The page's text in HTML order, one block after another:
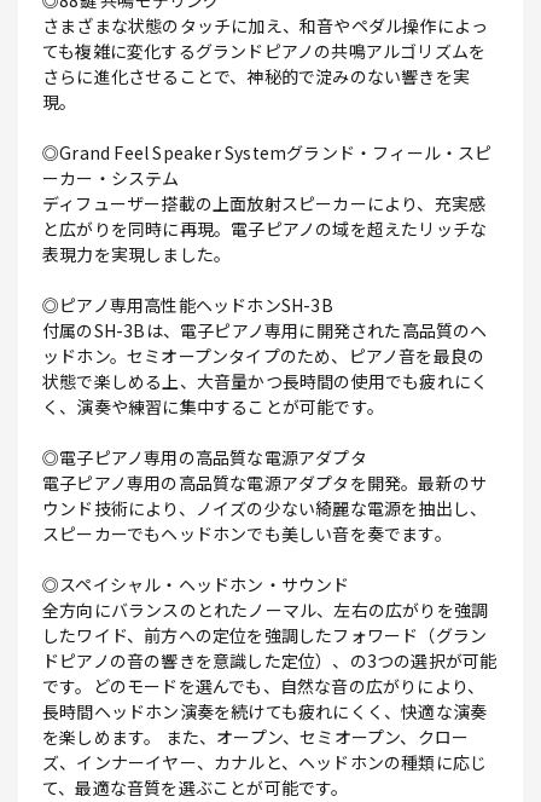
さまざまな状態のタッチに加え、和音やペダル操作によっ
ても複雑に変化するグランドピアノの共鳴アルゴリズムを
さらに進化させることで、神秘的で淀みのない響きを実
現。
◎Grand Feel Speaker Systemグランド・フィール・スピ
ーカー・システム
ディフューザー搭載の上面放射スピーカーにより、充実感
と広がりを同時に再現。電子ピアノの域を超えたリッチな
表現力を実現しました。
◎ピアノ専用高性能ヘッドホンSH-3B
付属のSH-3Bは、電子ピアノ専用に開発された高品質のヘ
ッドホン。セミオープンタイプのため、ピアノ音を最良の
状態で楽しめる上、大音量かつ長時間の使用でも疲れにく
く、演奏や練習に集中することが可能です。
◎電子ピアノ専用の高品質な電源アダプタ
電子ピアノ専用の高品質な電源アダプタを開発。最新のサ
ウンド技術により、ノイズの少ない綺麗な電源を抽出し、
スピーカーでもヘッドホンでも美しい音を奏でます。
◎スペイシャル・ヘッドホン・サウンド
全方向にバランスのとれたノーマル、左右の広がりを強調
したワイド、前方への定位を強調したフォワード（グラン
ドピアノの音の響きを意識した定位）、の3つの選択が可能
です。どのモードを選んでも、自然な音の広がりにより、
長時間ヘッドホン演奏を続けても疲れにくく、快適な演奏
を楽しめます。 また、オープン、セミオープン、クロー
ズ、インナーイヤー、カナルと、ヘッドホンの種類に応じ
て、最適な音質を選ぶことが可能です。